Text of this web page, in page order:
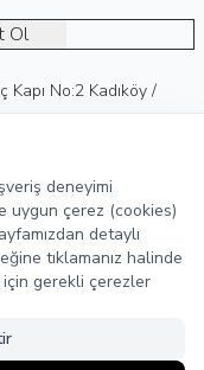
Ol
No:2 Kadıköy /
deneyimi
uygun çerez (cookies)
detaylı
tıklamanız halinde
için gerekli çerezler